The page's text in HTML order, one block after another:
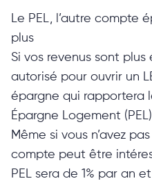
Le PEL, l’autre compte
plus
Si vos revenus sont
autorisé pour ouvrir un
épargne qui rapportera
Épargne Logement
Même si vous n’avez
compte peut être
PEL sera de 1% par an